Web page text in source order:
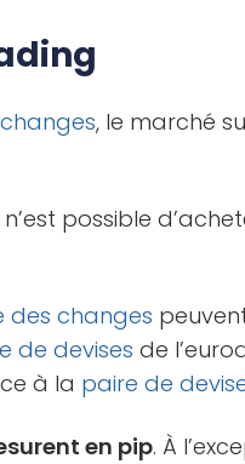
, le marché
n’est possible
des changes
de devises de
à la paire de
en pip. À